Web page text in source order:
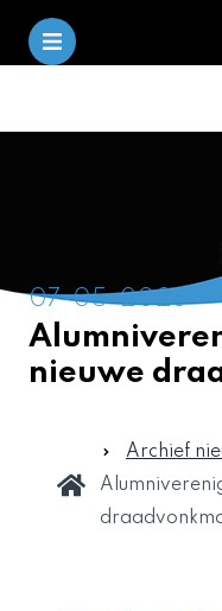
07-05-2026
nieuwe
Archief